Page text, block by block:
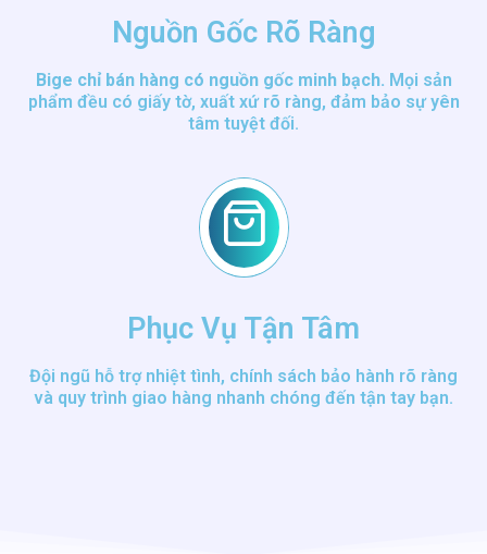
Nguồn Gốc Rõ Ràng
Bige chỉ bán hàng có nguồn gốc minh bạch. Mọi sản
phẩm đều có giấy tờ, xuất xứ rõ ràng, đảm bảo sự yên
tâm tuyệt đối.
Phục Vụ Tận Tâm
Đội ngũ hỗ trợ nhiệt tình, chính sách bảo hành rõ ràng
và quy trình giao hàng nhanh chóng đến tận tay bạn.